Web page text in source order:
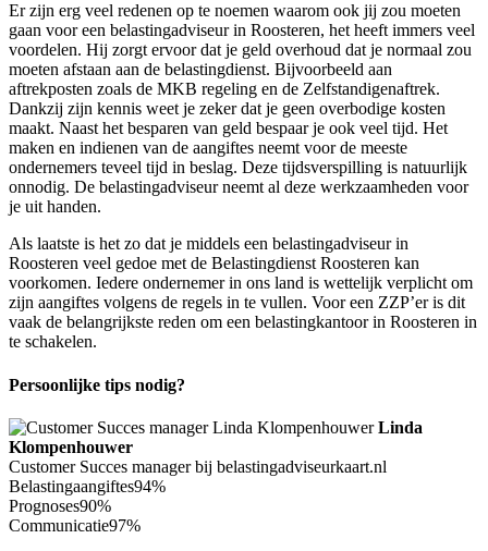
Er zijn erg veel redenen op te noemen waarom ook jij zou moeten
gaan voor een belastingadviseur in Roosteren, het heeft immers veel
voordelen. Hij zorgt ervoor dat je geld overhoud dat je normaal zou
moeten afstaan aan de belastingdienst. Bijvoorbeeld aan
aftrekposten zoals de MKB regeling en de Zelfstandigenaftrek.
Dankzij zijn kennis weet je zeker dat je geen overbodige kosten
maakt. Naast het besparen van geld bespaar je ook veel tijd. Het
maken en indienen van de aangiftes neemt voor de meeste
ondernemers teveel tijd in beslag. Deze tijdsverspilling is natuurlijk
onnodig. De belastingadviseur neemt al deze werkzaamheden voor
je uit handen.
Als laatste is het zo dat je middels een belastingadviseur in
Roosteren veel gedoe met de Belastingdienst Roosteren kan
voorkomen. Iedere ondernemer in ons land is wettelijk verplicht om
zijn aangiftes volgens de regels in te vullen. Voor een ZZP’er is dit
vaak de belangrijkste reden om een belastingkantoor in Roosteren in
te schakelen.
Persoonlijke tips nodig?
Linda
Klompenhouwer
Customer Succes manager bij belastingadviseurkaart.nl
Belastingaangiftes94%
Prognoses90%
Communicatie97%